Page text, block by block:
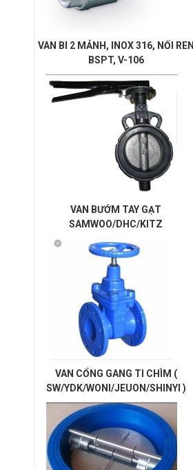
VAN BI 2 MẢNH, INOX 316, NỐI REN
BSPT, V-106
VAN BƯỚM TAY GẠT
SAMWOO/DHC/KITZ
VAN CỔNG GANG TI CHÌM (
SW/YDK/WONI/JEUON/SHINYI )